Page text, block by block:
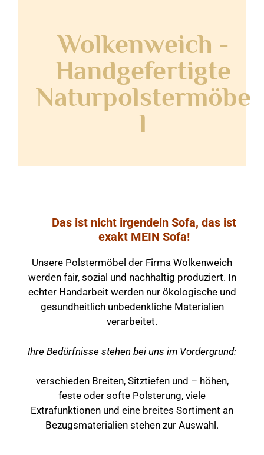
Wolkenweich -
Handgefertigte
Naturpolstermöbe
l
Das ist nicht irgendein Sofa, das ist
exakt MEIN Sofa!
Unsere Polstermöbel der Firma Wolkenweich
werden fair, sozial und nachhaltig produziert. In
echter Handarbeit werden nur ökologische und
gesundheitlich unbedenkliche Materialien
verarbeitet.
Ihre Bedürfnisse stehen bei uns im Vordergrund:
verschieden Breiten, Sitztiefen und – höhen,
feste oder softe Polsterung, viele
Extrafunktionen und eine breites Sortiment an
Bezugsmaterialien stehen zur Auswahl.